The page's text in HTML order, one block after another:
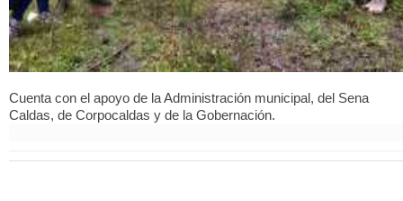
Cuenta con el apoyo de la Administración municipal, del Sena
Caldas, de Corpocaldas y de la Gobernación.